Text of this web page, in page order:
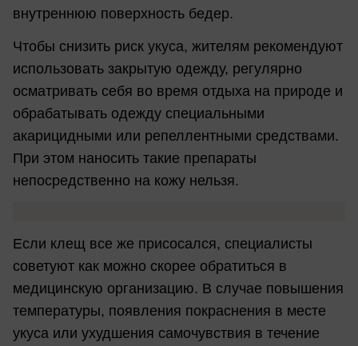
внутреннюю поверхность бедер.
Чтобы снизить риск укуса, жителям рекомендуют
использовать закрытую одежду, регулярно
осматривать себя во время отдыха на природе и
обрабатывать одежду специальными
акарицидными или репеллентными средствами.
При этом наносить такие препараты
непосредственно на кожу нельзя.
Если клещ все же присосался, специалисты
советуют как можно скорее обратиться в
медицинскую организацию. В случае повышения
температуры, появления покраснения в месте
укуса или ухудшения самочувствия в течение